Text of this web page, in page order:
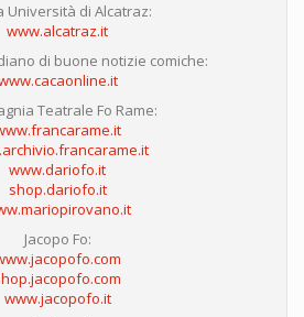
Università di Alcatraz:
www.alcatraz.it
di buone notizie comiche:
Teatrale Fo Rame:
www.dariofo.it
shop.dariofo.it
Jacopo Fo:
www.jacopofo.it